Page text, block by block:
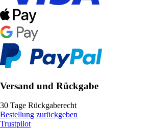
Versand und Rückgabe
30 Tage Rückgaberecht
Bestellung zurückgeben
Trustpilot